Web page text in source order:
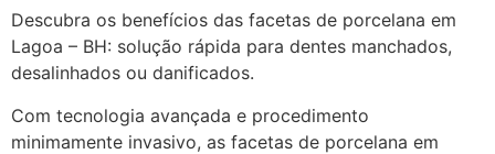
Descubra os benefícios das facetas de porcelana em
Lagoa – BH: solução rápida para dentes manchados,
desalinhados ou danificados.
Com tecnologia avançada e procedimento
minimamente invasivo, as facetas de porcelana em